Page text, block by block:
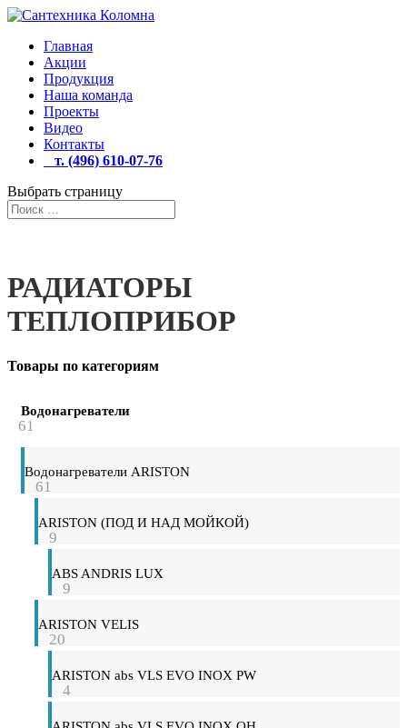
Главная
Акции
Продукция
Наша команда
Проекты
Видео
Контакты
т. (496) 610-07-76
Выбрать страницу
РАДИАТОРЫ
ТЕПЛОПРИБОР
Товары по категориям
Водонагреватели
61
Водонагреватели ARISTON
61
ARISTON (ПОД И НАД МОЙКОЙ)
9
ABS ANDRIS LUX
9
ARISTON VELIS
20
ARISTON abs VLS EVO INOX PW
4